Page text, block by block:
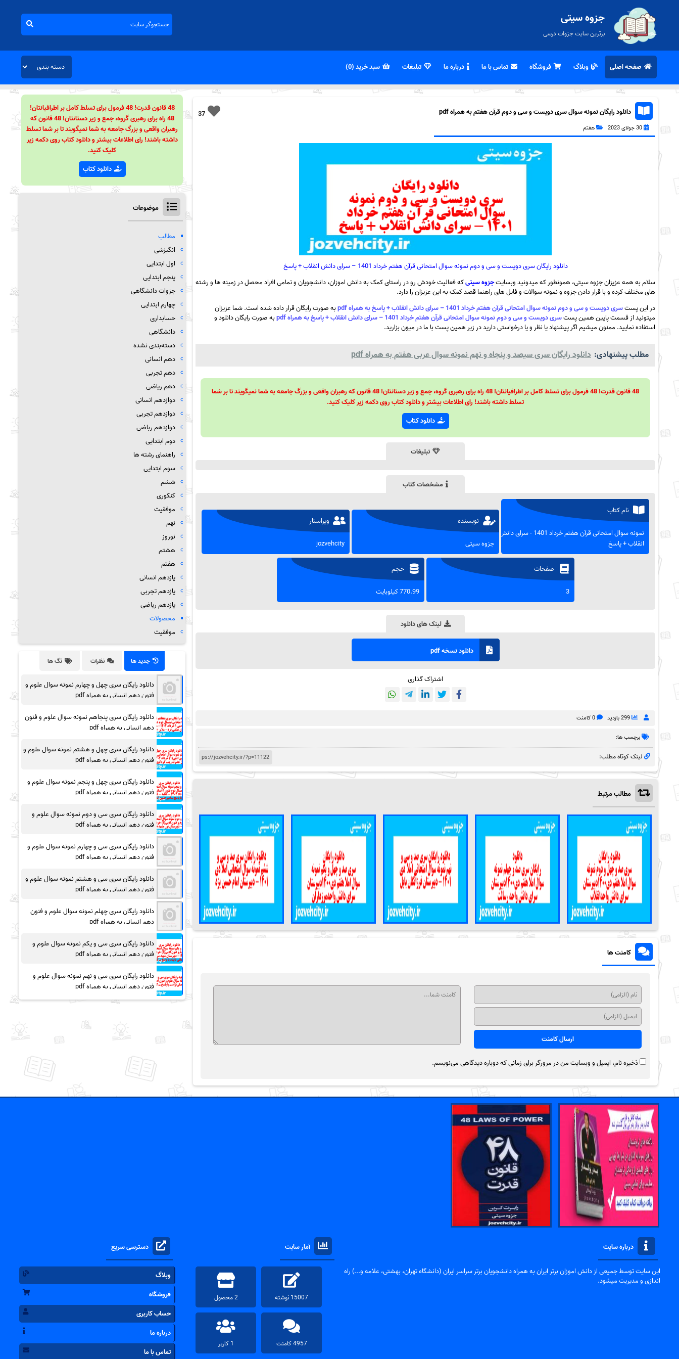
جزوه سیتی
برترین سایت جزوات درسی
صفحه اصلی وبلاگ فروشگاه تماس با ما درباره ما تبلیغات سبد خرید (0)
37 دانلود رایگان نمونه سوال سری دویست و سی و دوم قرآن هفتم به همراه pdf
30 جولای 2023 هفتم
دانلود رایگان سری دویست و سی و دوم نمونه سوال امتحانی قرآن هفتم خرداد 1401 – سرای دانش انقلاب + پاسخ
سلام به همه عزیزان جزوه سیتی، همونطور که میدونید وبسایتجزوه سیتیکه فعالیت خودش رو در راستای کمک به دانش اموزان، دانشجویان و تمامی افراد محصل در زمینه ها و رشته
های مختلف کرده و با قرار دادن جزوه و نمونه سوالات و فایل های راهنما قصد کمک به این عزیزان را دارد.
در این پستسری دویست و سی و دوم نمونه سوال امتحانی قرآن هفتم خرداد 1401 – سرای دانش انقلاب + پاسخ به همراه pdf
به صورت رایگان قرار داده شده است. شما عزیزان
میتونید از قسمت پایین همین پستسری دویست و سی و دوم نمونه سوال امتحانی قرآن هفتم خرداد 1401 – سرای دانش انقلاب + پاسخ به همراه pdf
به صورت رایگان دانلود و
استفاده نمایید. ممنون میشیم اگر پیشنهاد یا نظر و یا درخواستی دارید در زیر همین پست با ما در میون بزارید.
مطلب پیشنهادی: دانلود رایگان سری سیصد و پنجاه و نهم نمونه سوال عربی هفتم به همراه pdf
48 قانون قدرت! 48 فرمول برای تسلط کامل بر اطرافیانتان! 48 راه برای رهبری گروه، جمع و زیر دستانتان! 48 قانون که رهبران واقعی و بزرگ جامعه به شما نمیگویند تا بر شما
تسلط داشته باشند! رای اطلاعات بیشتر و دانلود کتاب روی دکمه زیر کلیک کنید.
دانلود کتاب
تبلیغات
مشخصات کتاب
نام کتاب
نمونه سوال امتحانی قرآن هفتم خرداد 1401 - سرای دانش
انقلاب + پاسخ
نویسنده
جزوه سیتی
ویراستار
jozvehcity
صفحات
3
حجم
770.99 کیلوبایت
لینک های دانلود
دانلود نسخه pdf
اشتراک گذاری
299 بازدید 0 کامنت
برچسب ها:
لینک کوتاه مطلب:
مطالب مرتبط
کامنت ها
ذخیره نام، ایمیل و وبسایت من در مرورگر برای زمانی که دوباره دیدگاهی می‌نویسم.
48 قانون قدرت! 48 فرمول برای تسلط کامل بر اطرافیانتان!
48 راه برای رهبری گروه، جمع و زیر دستانتان! 48 قانون که
رهبران واقعی و بزرگ جامعه به شما نمیگویند تا بر شما تسلط
داشته باشند! رای اطلاعات بیشتر و دانلود کتاب روی دکمه زیر
کلیک کنید.
دانلود کتاب
موضوعات
مطالب
انگیزشی
اول ابتدایی
پنجم ابتدایی
جزوات دانشگاهی
چهارم ابتدایی
حسابداری
دانشگاهی
دسته‌بندی نشده
دهم انسانی
دهم تجربی
دهم ریاضی
دوازدهم انسانی
دوازدهم تجربی
دوازدهم رباضی
دوم ابتدایی
راهنمای رشته ها
سوم ابتدایی
ششم
کنکوری
موفقیت
نهم
نوروز
هشتم
هفتم
یازدهم انسانی
یازدهم تجربی
یازدهم ریاضی
محصولات
موفقیت
جدید ها نظرات تگ ها
دانلود رایگان سری چهل و چهارم نمونه سوال علوم و
فنون دهم انسانی به همراه pdf
دانلود رایگان سری پنجاهم نمونه سوال علوم و فنون
دهم انسانی به همراه pdf
دانلود رایگان سری چهل و هشتم نمونه سوال علوم و
فنون دهم انسانی به همراه pdf
دانلود رایگان سری چهل و پنجم نمونه سوال علوم و
فنون دهم انسانی به همراه pdf
دانلود رایگان سری سی و دوم نمونه سوال علوم و
فنون دهم انسانی به همراه pdf
دانلود رایگان سری سی و چهارم نمونه سوال علوم و
فنون دهم انسانی به همراه pdf
دانلود رایگان سری سی و هشتم نمونه سوال علوم و
فنون دهم انسانی به همراه pdf
دانلود رایگان سری چهلم نمونه سوال علوم و فنون
دهم انسانی به همراه pdf
دانلود رایگان سری سی و یکم نمونه سوال علوم و
فنون دهم انسانی به همراه pdf
دانلود رایگان سری سی و نهم نمونه سوال علوم و
فنون دهم انسانی به همراه pdf
درباره سایت
این سایت توسط جمیعی از دانش اموزان برتر ایران به همراه دانشجویان برتر سراسر ایران (دانشگاه تهران، بهشتی، علامه و...) راه
اندازی و مدیریت میشود.
آمار سایت
15007 نوشته 2 محصول
4957 کامنت 1 کاربر
دسترسی سریع
وبلاگ
فروشگاه
حساب کاربری
درباره ما
تماس با ما